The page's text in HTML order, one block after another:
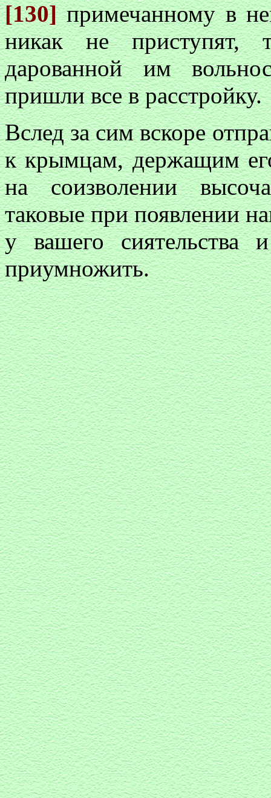
[130]примечанному в
никак не приступят,
дарованной им
пришли все в расстройку.
Вслед за сим вскоре
к крымцам, держащим
на соизволении
таковые при появлении
у вашего сиятельства
приумножить.